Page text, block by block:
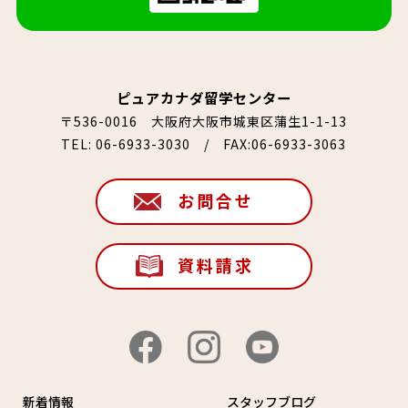
ピュアカナダ留学センター
〒536-0016 大阪府大阪市城東区蒲生1-1-13
TEL:06-6933-3030 / FAX:06-6933-3063
お問合せ
資料請求
新着情報 スタッフブログ